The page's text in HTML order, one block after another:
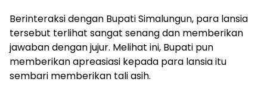
Berinteraksi dengan Bupati Simalungun, para lansia
tersebut terlihat sangat senang dan memberikan
jawaban dengan jujur. Melihat ini, Bupati pun
memberikan apreasiasi kepada para lansia itu
sembari memberikan tali asih.